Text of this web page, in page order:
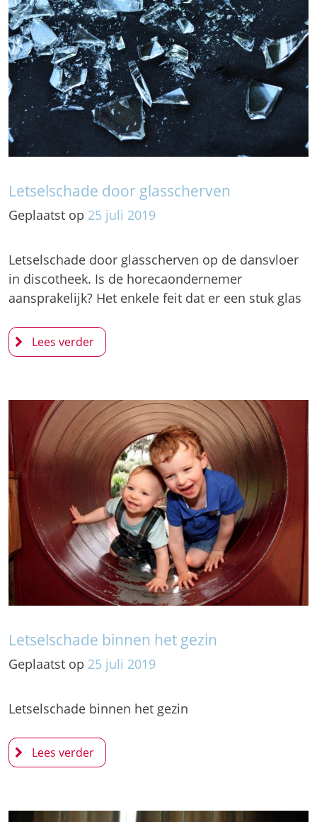
Letselschade door glasscherven
Geplaatst op 25 juli 2019
Letselschade door glasscherven op de dansvloer
in discotheek. Is de horecaondernemer
aansprakelijk? Het enkele feit dat er een stuk glas
Letselschade binnen het gezin
Geplaatst op 25 juli 2019
Letselschade binnen het gezin